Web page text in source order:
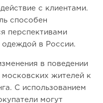
с клиентами.
способен
перспективами
одеждой в России.
в поведении
московских жителей к
С использованием
могут